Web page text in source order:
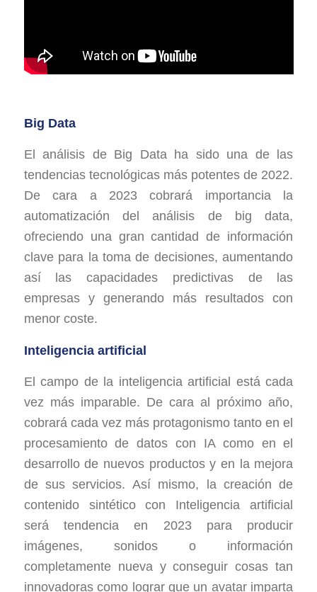
Big Data
El análisis de Big Data ha sido una de las
tendencias tecnológicas más potentes de 2022.
De cara a 2023 cobrará importancia la
automatización del análisis de big data,
ofreciendo una gran cantidad de información
clave para la toma de decisiones, aumentando
así las capacidades predictivas de las
empresas y generando más resultados con
menor coste.
Inteligencia artificial
El campo de la inteligencia artificial está cada
vez más imparable. De cara al próximo año,
cobrará cada vez más protagonismo tanto en el
procesamiento de datos con IA como en el
desarrollo de nuevos productos y en la mejora
de sus servicios. Así mismo, la creación de
contenido sintético con Inteligencia artificial
será tendencia en 2023 para producir
imágenes, sonidos o información
completamente nueva y conseguir cosas tan
innovadoras como lograr que un avatar imparta